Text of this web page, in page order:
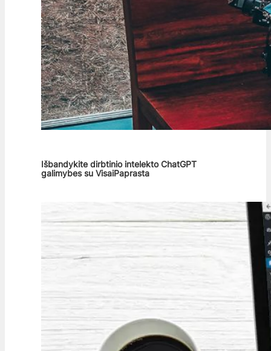
Išbandykite dirbtinio intelekto ChatGPT
galimybes su VisaiPaprasta